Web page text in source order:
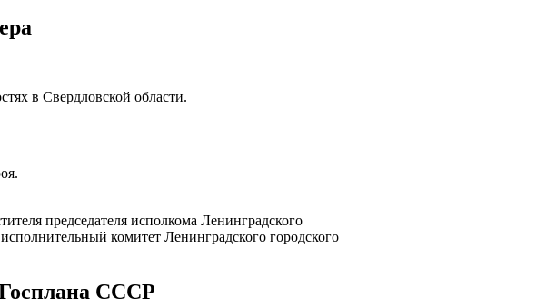
в Свердловской области.
председателя исполкома Ленинградского
комитет Ленинградского городского
СССР